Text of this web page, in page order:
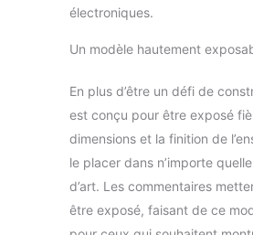
électroniques.
Un modèle hautement
En plus d’être un défi de
est conçu pour être exposé
dimensions et la finition de
le placer dans n’importe
d’art. Les commentaires
être exposé, faisant de ce